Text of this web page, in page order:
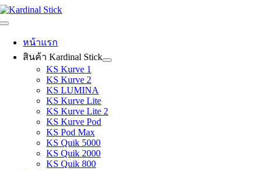
Skip
to
Toggle
Navigation
หน้าแรก
สินค้า Kardinal Stick
KS Kurve 1
KS Kurve 2
KS LUMINA
KS Kurve Lite
KS Kurve Lite 2
KS Kurve Pod
KS Pod Max
KS Quik 5000
KS Quik 2000
KS Quik 800